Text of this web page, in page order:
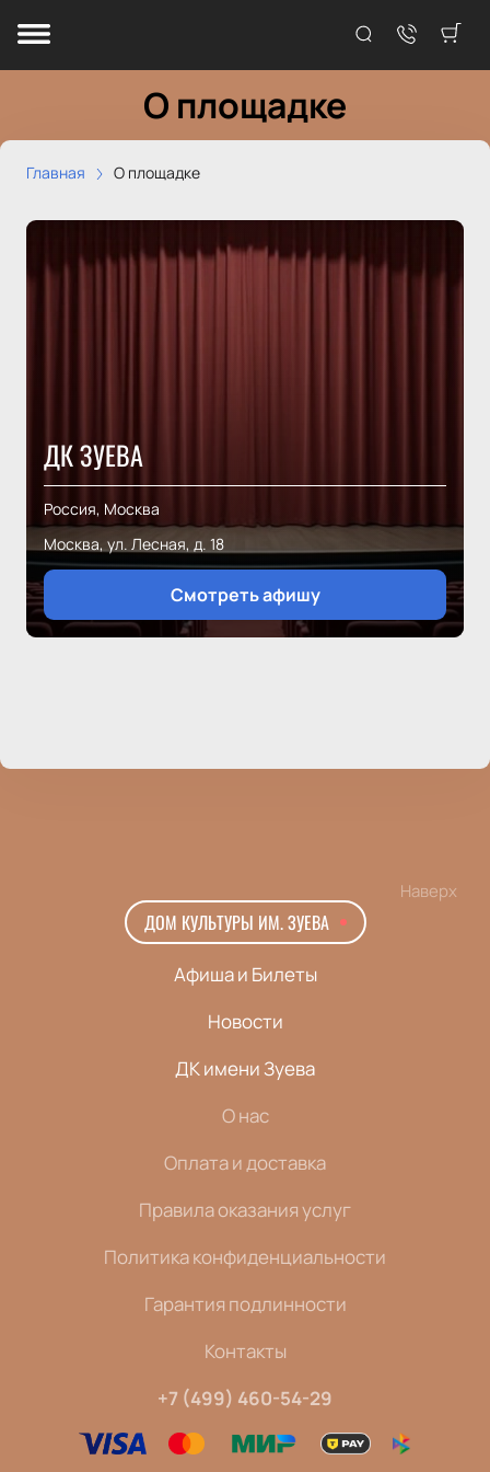
О площадке
Главная О площадке
ДК ЗУЕВА
Россия, Москва
Москва, ул. Лесная, д. 18
Смотреть афишу
Наверх
ДОМ КУЛЬТУРЫ ИМ. ЗУЕВА
Афиша и Билеты
Новости
ДК имени Зуева
О нас
Оплата и доставка
Правила оказания услуг
Политика конфиденциальности
Гарантия подлинности
Контакты
+7 (499) 460-54-29